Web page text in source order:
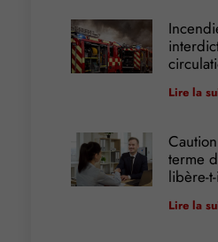
Lire la
terme
libère-
Lire la